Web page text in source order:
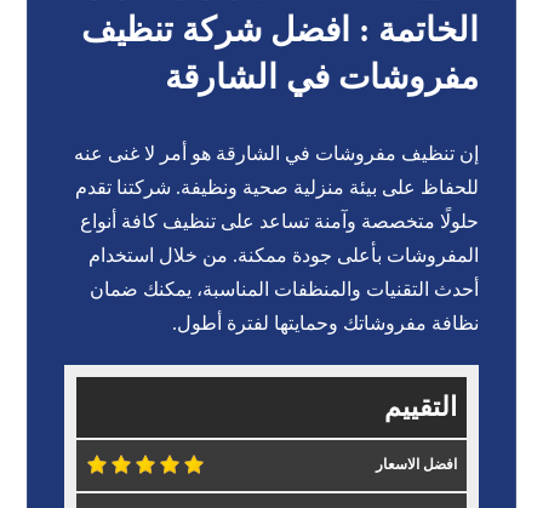
الخاتمة : افضل شركة تنظيف
مفروشات في الشارقة
إن تنظيف مفروشات في الشارقة هو أمر لا غنى عنه
للحفاظ على بيئة منزلية صحية ونظيفة. شركتنا تقدم
حلولًا متخصصة وآمنة تساعد على تنظيف كافة أنواع
المفروشات بأعلى جودة ممكنة. من خلال استخدام
أحدث التقنيات والمنظفات المناسبة، يمكنك ضمان
نظافة مفروشاتك وحمايتها لفترة أطول.
التقييم
افضل الاسعار